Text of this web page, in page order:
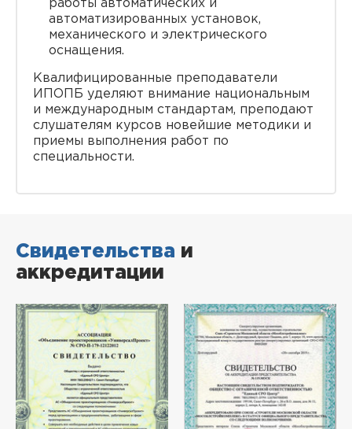
работы автоматических и
автоматизированных установок,
механического и электрического
оснащения.
Квалифицированные преподаватели
ИПОПБ уделяют внимание национальным
и международным стандартам, преподают
слушателям курсов новейшие методики и
приемы выполнения работ по
специальности.
Свидетельства и
аккредитации